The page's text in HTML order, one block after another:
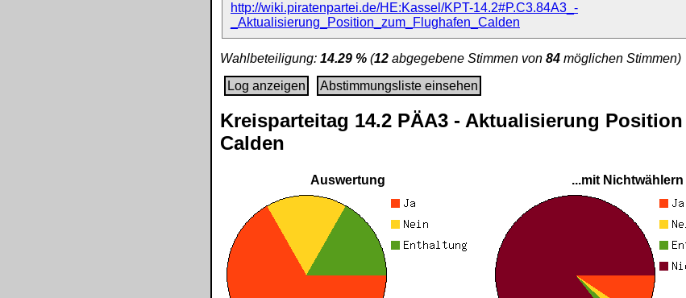
http://wiki.piratenpartei.de/HE:Kassel/KPT-14.2#P.C3.84A3_-
_Aktualisierung_Position_zum_Flughafen_Calden
Wahlbeteiligung: 14.29 % (12 abgegebene Stimmen von 84 möglichen Stimmen)
Log anzeigen
Abstimmungsliste einsehen
Kreisparteitag 14.2 PÄA3 - Aktualisierung
Calden
Auswertung ...mit Nichtwählern